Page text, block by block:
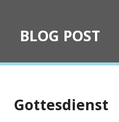
BLOG POST
Gottesdienst